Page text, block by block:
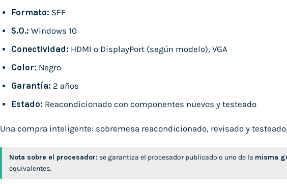
Formato: SFF
S.O.: Windows 10
Conectividad: HDMI o DisplayPort (según modelo), VGA
Color: Negro
Garantía: 2 años
Estado: Reacondicionado con componentes nuevos y testeado
Una compra inteligente: sobremesa reacondicionado, revisado y
Nota sobre el procesador: se garantiza el procesador publicado o uno de la misma
equivalentes.